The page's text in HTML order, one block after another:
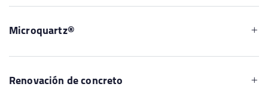
Microquartz®
Renovación de concreto